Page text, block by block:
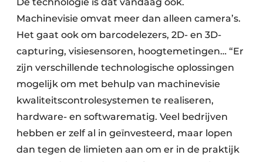
Machinevisie omvat meer dan alleen camera’s.
Het gaat ook om barcodelezers, 2D- en 3D-
capturing, visiesensoren, hoogtemetingen… “Er
zijn verschillende technologische oplossingen
mogelijk om met behulp van machinevisie
kwaliteitscontrolesystemen te realiseren,
hardware- en softwarematig. Veel bedrijven
hebben er zelf al in geïnvesteerd, maar lopen
dan tegen de limieten aan om er in de praktijk